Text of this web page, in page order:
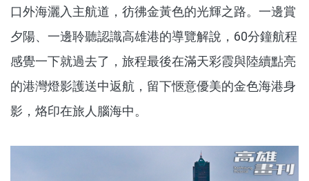
口外海灑入主航道，彷彿金黃色的光輝之路。一邊賞
夕陽、一邊聆聽認識高雄港的導覽解說，60分鐘航程
感覺一下就過去了，旅程最後在滿天彩霞與陸續點亮
的港灣燈影護送中返航，留下愜意優美的金色海港身
影，烙印在旅人腦海中。